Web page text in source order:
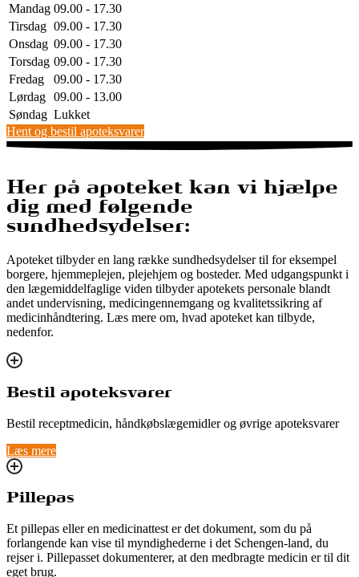
Mandag 09.00 - 17.30
Tirsdag 09.00 - 17.30
Onsdag 09.00 - 17.30
Torsdag 09.00 - 17.30
Fredag
09.00 - 17.30
Lørdag 09.00 - 13.00
Søndag Lukket
Hent og bestil apoteksvarer
Her på apoteket kan vi hjælpe
dig med følgende
sundhedsydelser:
Apoteket tilbyder en lang række sundhedsydelser til for eksempel
borgere, hjemmeplejen, plejehjem og bosteder. Med udgangspunkt i
den lægemiddelfaglige viden tilbyder apotekets personale blandt
andet undervisning, medicingennemgang og kvalitetssikring af
medicinhåndtering. Læs mere om, hvad apoteket kan tilbyde,
nedenfor.
Bestil apoteksvarer
Bestil receptmedicin, håndkøbslægemidler og øvrige apoteksvarer
Læs mere
Pillepas
Et pillepas eller en medicinattest er det dokument, som du på
forlangende kan vise til myndighederne i det Schengen-land, du
rejser i. Pillepasset dokumenterer, at den medbragte medicin er til dit
eget brug.